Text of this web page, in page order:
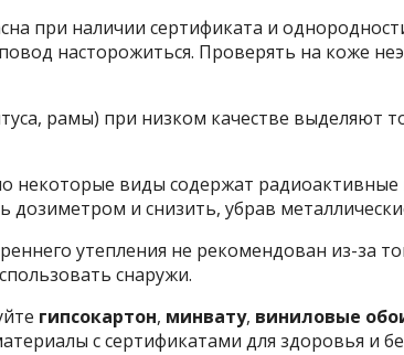
при наличии сертификата и
насторожиться. Проверять на коже
рамы) при низком качестве выделяют
некоторые виды содержат
и снизить, убрав
утепления не рекомендован из-за
снаружи.
гипсокартон, минвату, виниловые
с сертификатами для здоровья и